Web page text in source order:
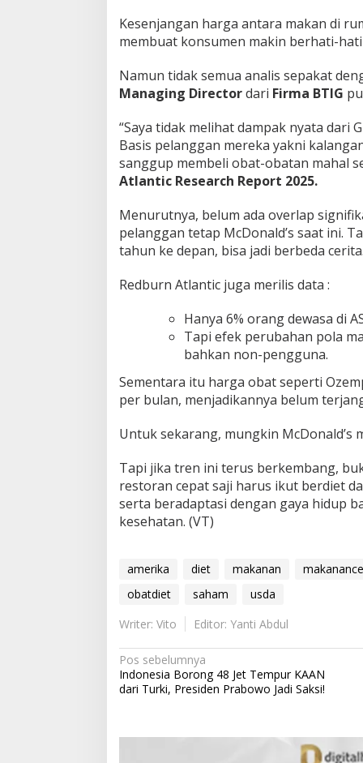
Kesenjangan harga antara makan di
membuat konsumen makin berhati-
Namun tidak semua analis sepakat
Managing Directordari Firma BTIG
“Saya tidak melihat dampak nyata dari
Basis pelanggan mereka yakni
sanggup membeli obat-obatan mahal
Atlantic Research Report 2025.
Menurutnya, belum ada overlap
pelanggan tetap McDonald’s saat ini.
tahun ke depan, bisa jadi berbeda cerita.
Redburn Atlantic juga merilis data :
Hanya 6% orang dewasa di
Tapi efek perubahan pola
bahkan non-pengguna.
Sementara itu harga obat seperti
per bulan, menjadikannya belum
Untuk sekarang, mungkin McDonald’s
Tapi jika tren ini terus berkembang,
restoran cepat saji harus ikut berdiet
serta beradaptasi dengan gaya hidup
kesehatan. (VT)
amerika diet makanan
obatdiet
saham
usda
Writer: Vito
Editor: Yanti Abdul
N
a
i
Pos sebelumnya
Indonesia Borong 48 Jet Tempur KAAN
dari Turki, Presiden Prabowo Jadi Saksi!